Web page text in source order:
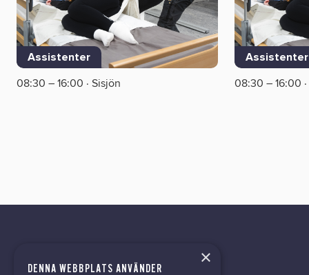
Assistenter
08:30 – 16:00 · Sisjön
Assistenter
08:30 – 16:00
×
DENNA WEBBPLATS ANVÄNDER